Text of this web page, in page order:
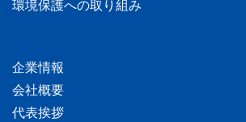
環境保護への取り組み
企業情報
会社概要
代表挨拶